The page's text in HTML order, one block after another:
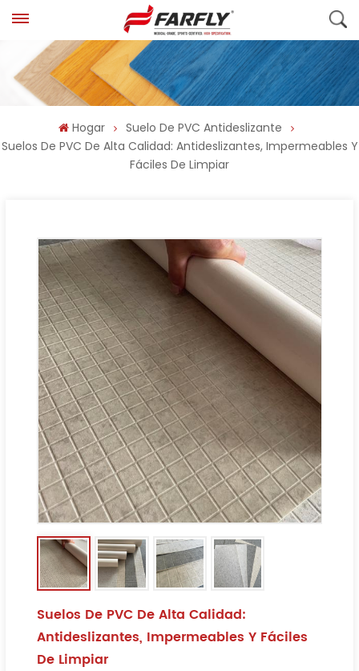
Hogar
Suelo De PVC Antideslizante
Suelos De PVC De Alta Calidad: Antideslizantes, Impermeables Y
Fáciles De Limpiar
Suelos De PVC De Alta Calidad:
Antideslizantes, Impermeables Y Fáciles
De Limpiar